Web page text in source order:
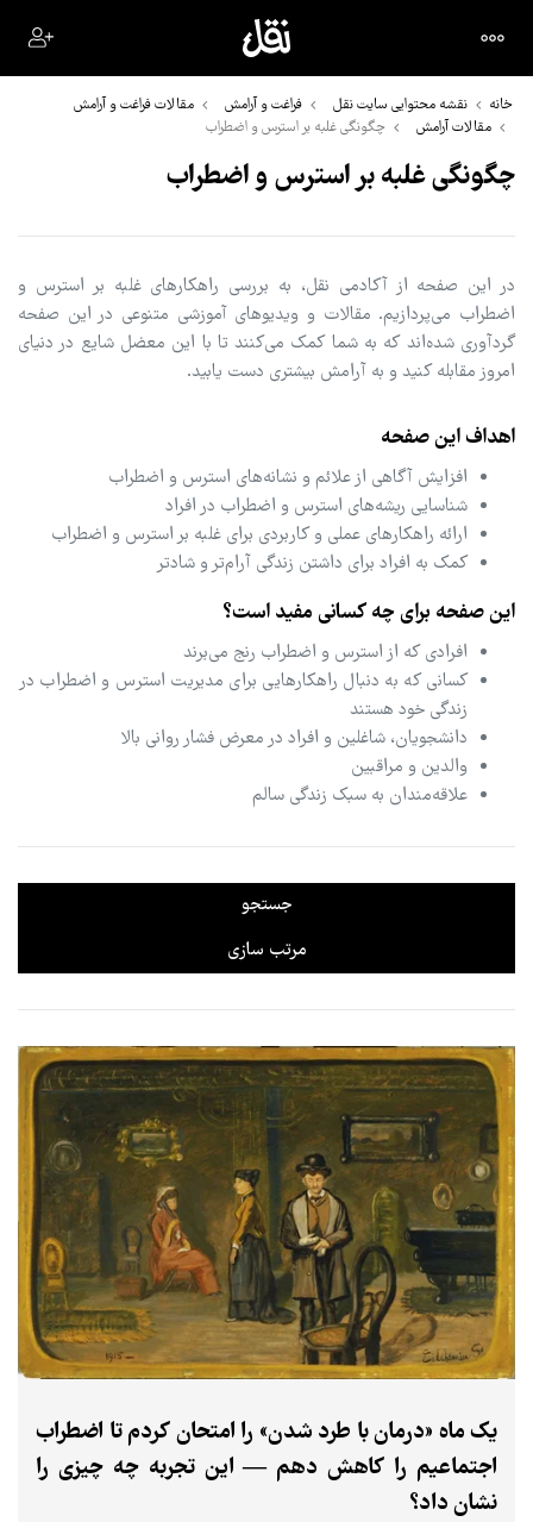
خانه نقشه محتوایی سایت نقل فراغت و آرامش
مقالات فراغت و آرامش
مقالات آرامش
چگونگی غلبه بر استرس و اضطراب
چگونگی غلبه بر استرس و اضطراب
در این صفحه از آکادمی نقل، به بررسی راهکارهای غلبه بر استرس و
اضطراب می‌پردازیم. مقالات و ویدیوهای آموزشی متنوعی در این صفحه
گردآوری شده‌اند که به شما کمک می‌کنند تا با این معضل شایع در دنیای
امروز مقابله کنید و به آرامش بیشتری دست یابید.
اهداف این صفحه
افزایش آگاهی از علائم و نشانه‌های استرس و اضطراب
شناسایی ریشه‌های استرس و اضطراب در افراد
ارائه راهکارهای عملی و کاربردی برای غلبه بر استرس و اضطراب
کمک به افراد برای داشتن زندگی آرام‌تر و شادتر
این صفحه برای چه کسانی مفید است؟
افرادی که از استرس و اضطراب رنج می‌برند
کسانی که به دنبال راهکارهایی برای مدیریت استرس و اضطراب در
زندگی خود هستند
دانشجویان، شاغلین و افراد در معرض فشار روانی بالا
والدین و مراقبین
علاقه‌مندان به سبک زندگی سالم
جستجو
مرتب سازی
یک ماه «درمان با طرد شدن» را امتحان کردم تا اضطراب
اجتماعیم را کاهش دهم — این تجربه چه چیزی را
نشان داد؟